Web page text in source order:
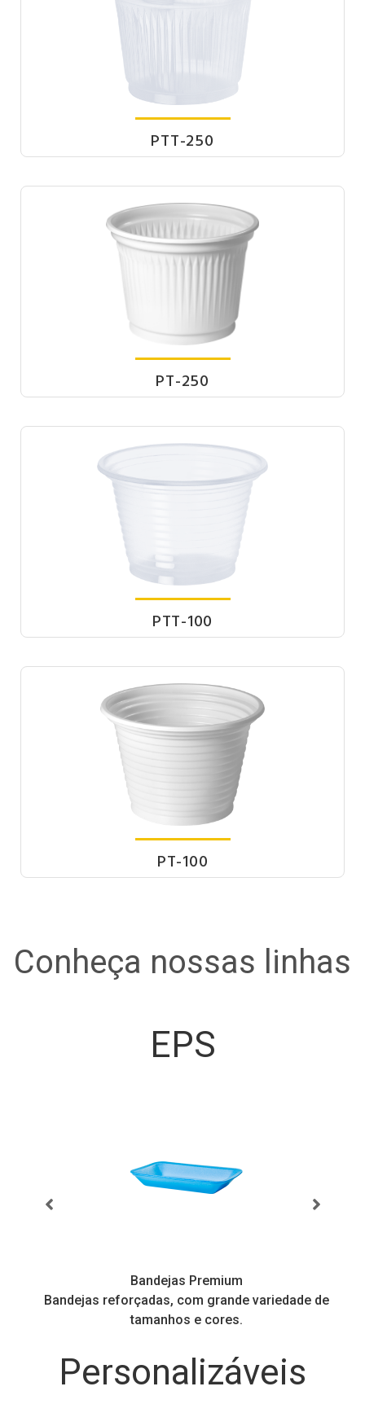
PTT-250
PT-250
PTT-100
PT-100
Conheça nossas linhas
EPS
Bandejas Premium
Bandejas reforçadas, com grande variedade de
tamanhos e cores.
Personalizáveis